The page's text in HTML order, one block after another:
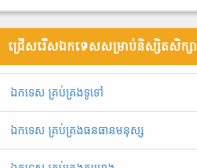
ជ្រើសរើសឯកទេសសម្រាប់និស្សិតសិក្សា
ឯ​ក​ទេស​ ​គ្រប់គ្រង​ទូទៅ
ឯកទេស គ្រប់គ្រងធនធានមនុស្ស